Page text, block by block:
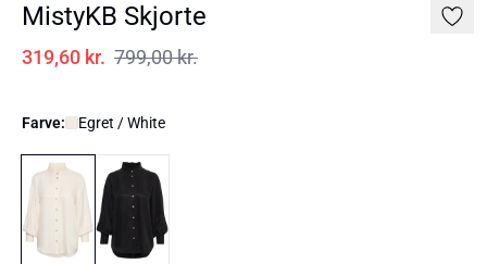
MistyKB Skjorte
319,60 kr. 799,00 kr.
Farve: Egret / White